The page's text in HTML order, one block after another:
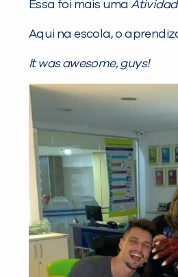
Essa foi mais uma
Aqui na escola, o
It was awesome, guys!